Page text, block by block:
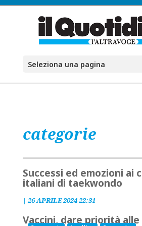
Seleziona una pagina
categorie
Successi ed emozioni ai
italiani di taekwondo
| 26 APRILE 2024 22:31
Vaccini, dare priorità